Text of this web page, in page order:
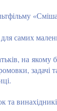
самих
батьків,